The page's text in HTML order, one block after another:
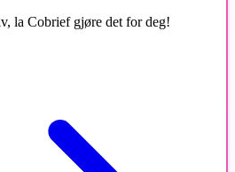
la Cobrief gjøre det for deg!